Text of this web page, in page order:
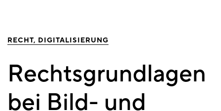
RECHT DIGITALISIERUNG
Rechtsgrundlagen
bei Bild- und